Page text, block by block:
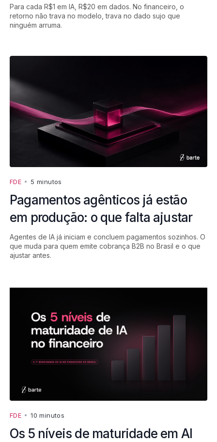
Para cada R$1 em IA, R$20 em dados. No financeiro, o
retorno não trava no modelo, trava no dado sujo que
ninguém arruma.
FDE • 5 minutos
Pagamentos agênticos já estão
em produção: o que falta ajustar
Agentes de IA já iniciam e concluem pagamentos sozinhos. O
que muda para quem emite cobrança B2B no Brasil e o que
ajustar antes.
FDE •10 minutos
Os 5 níveis de maturidade em AI